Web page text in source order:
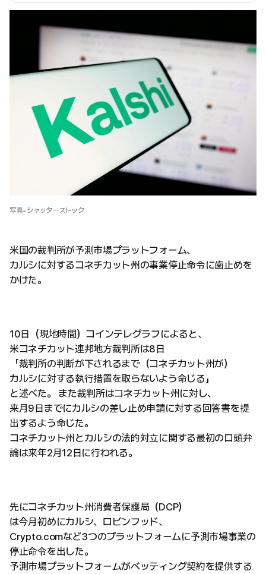
写真=シャッターストック
米国の裁判所が予測市場プラットフォーム、
カルシに対するコネチカット州の事業停止命令に歯止めを
かけた。
10日（現地時間）コインテレグラフによると、
米コネチカット連邦地方裁判所は8日
「裁判所の判断が下されるまで（コネチカット州が）
カルシに対する執行措置を取らないよう命じる」
と述べた。 また裁判所はコネチカット州に対し、
来月9日までにカルシの差し止め申請に対する回答書を提
出するよう命じた。
コネチカット州とカルシの法的対立に関する最初の口頭弁
論は来年2月12日に行われる。
先にコネチカット州消費者保護局（DCP）
は今月初めにカルシ、ロビンフッド、
Crypto.comなど3つのプラットフォームに予測市場事業の
停止命令を出した。
予測市場プラットフォームがベッティング契約を提供する